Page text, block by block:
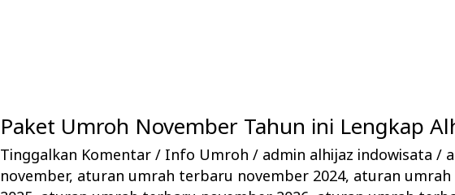
Paket Umroh November Tahun ini Lengkap
Tinggalkan Komentar / Info Umroh / admin alhijaz indowisata/
november, aturan umrah terbaru november 2024, aturan
Paket
Umroh
November